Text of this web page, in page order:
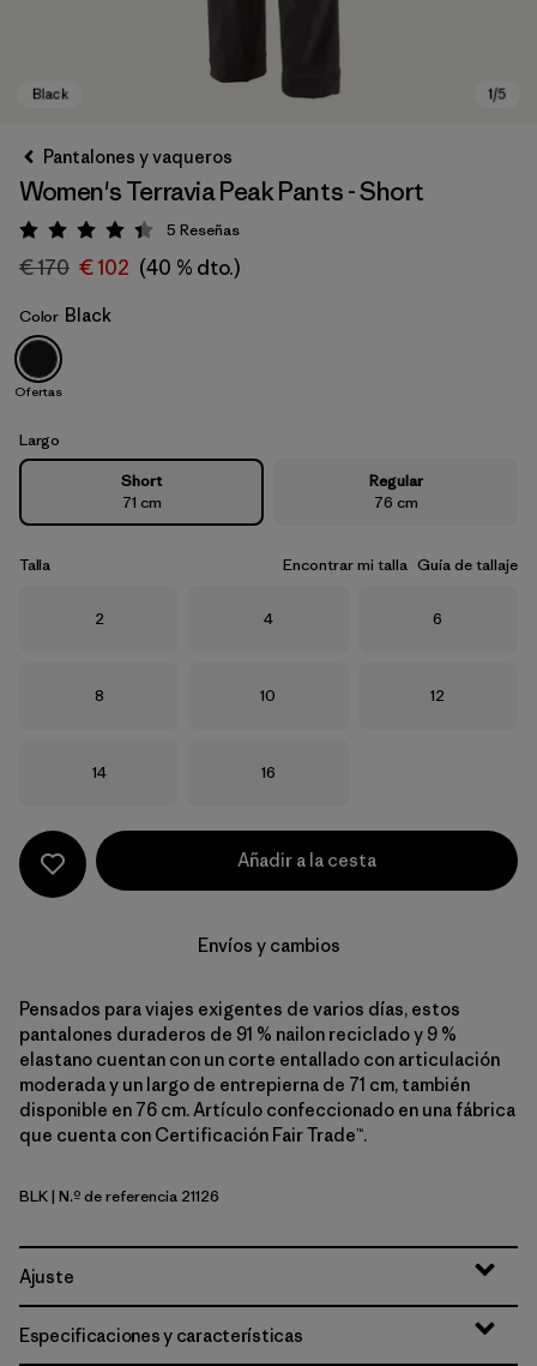
Black
Pantalones y vaqueros
Women's Terravia Peak Pants - Short
Puntuación: 4.4 / 5
5 Reseñas
€ 170 € 102 (40 % dto.)
Color Black
Ofertas
Largo
Short
71 cm
Regular
76 cm
Talla Encontrar mi talla Guía de tallaje
Talla
2 Talla
4 Talla
6
Talla
8 Talla
10 Talla
12
Talla
14 Talla
16
Añadir a la cesta
Envíos y cambios
Pensados para viajes exigentes de varios días, estos
pantalones duraderos de 91 % nailon reciclado y 9 %
elastano cuentan con un corte entallado con articulación
moderada y un largo de entrepierna de 71 cm, también
disponible en 76 cm. Artículo confeccionado en una fábrica
que cuenta con Certificación Fair Trade™.
Black
BLK| N.º de referencia 21126
Ajuste
Especificaciones y características